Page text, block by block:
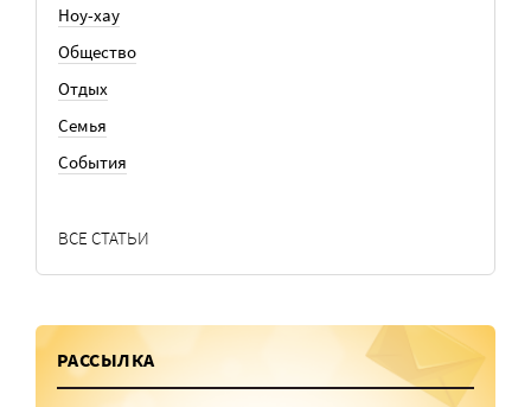
Ноу-хау
Общество
Отдых
Семья
События
ВСЕ СТАТЬИ
РАССЫЛКА